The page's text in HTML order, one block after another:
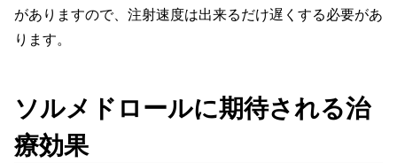
がありますので、注射速度は出来るだけ遅くする必要があ
ります。
ソルメドロールに期待される治
療効果